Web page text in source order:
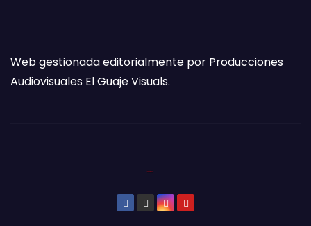
Web gestionada editorialmente por Producciones
Audiovisuales El Guaje Visuals.